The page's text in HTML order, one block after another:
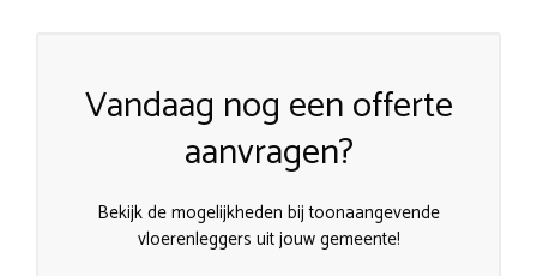
Vandaag nog een offerte
aanvragen?
Bekijk de mogelijkheden bij toonaangevende
vloerenleggers uit jouw gemeente!